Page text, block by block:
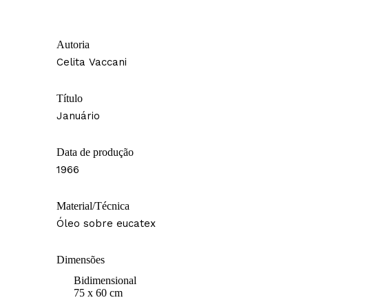
Autoria
Celita Vaccani
Título
Januário
Data de produção
1966
Material/Técnica
Óleo sobre eucatex
Dimensões
Bidimensional
75 x 60 cm